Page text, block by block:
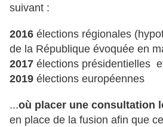
suivant :
2016 élections régionales
de la République évoquée en
2017 élections présidentielles
2019 élections européennes
...où placer une consultation
en place de la fusion afin que